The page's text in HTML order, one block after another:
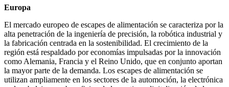
Europa
El mercado europeo de escapes de alimentación se caracteriza por la
alta penetración de la ingeniería de precisión, la robótica industrial y
la fabricación centrada en la sostenibilidad. El crecimiento de la
región está respaldado por economías impulsadas por la innovación
como Alemania, Francia y el Reino Unido, que en conjunto aportan
la mayor parte de la demanda. Los escapes de alimentación se
utilizan ampliamente en los sectores de la automoción, la electrónica